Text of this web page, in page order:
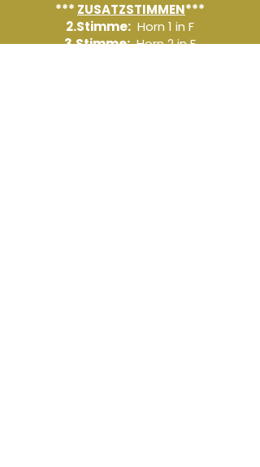
*** ZUSATZSTIMMEN***
2.Stimme: Horn 1 in F
3.Stimme:Horn 2 in F